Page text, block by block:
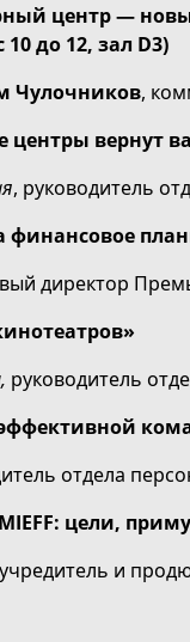
центр —
до 12, зал D3)
Чулочников,
центры вернут
, руководитель
финансовое
директор
руководитель
отдела
цели,
и